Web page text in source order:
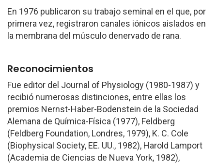
En 1976 publicaron su trabajo seminal en el que, por
primera vez, registraron canales iónicos aislados en
la membrana del músculo denervado de rana.
Reconocimientos
Fue editor del Journal of Physiology (1980-1987) y
recibió numerosas distinciones, entre ellas los
premios Nernst-Haber-Bodenstein de la Sociedad
Alemana de Química-Física (1977), Feldberg
(Feldberg Foundation, Londres, 1979), K. C. Cole
(Biophysical Society, EE. UU., 1982), Harold Lamport
(Academia de Ciencias de Nueva York, 1982),